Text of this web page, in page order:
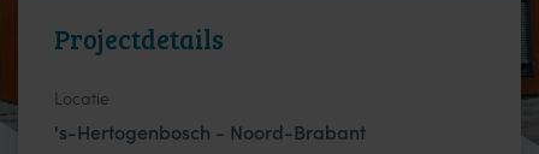
Projectdetails
Locatie
's-Hertogenbosch - Noord-Brabant